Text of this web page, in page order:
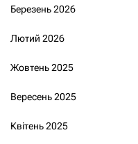
Березень 2026
Лютий 2026
Жовтень 2025
Вересень 2025
Квітень 2025